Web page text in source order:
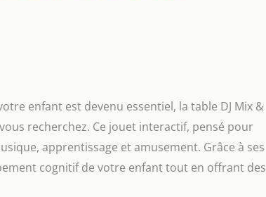
enfant est devenu essentiel, la table DJ Mix &
recherchez. Ce jouet interactif, pensé pour
apprentissage et amusement. Grâce à ses
cognitif de votre enfant tout en offrant des